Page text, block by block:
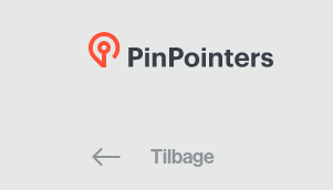
Tilbage